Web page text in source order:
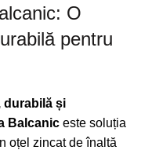
O
pentru
durabilă și
Balcanic este soluția
oțel zincat de înaltă